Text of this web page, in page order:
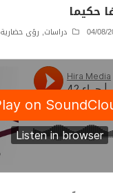
حكيما
04/08/ دراسات, رؤى حضارية